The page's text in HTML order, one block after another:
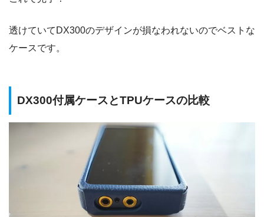
透けていてDX300のデザインが損なわれないのでベストな
ケースです。
DX300付属ケースとTPUケースの比較